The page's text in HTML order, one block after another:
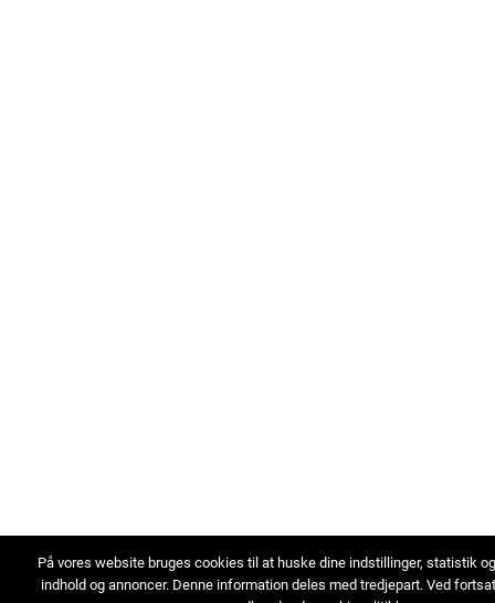
På vores website bruges cookies til at huske dine indstillinger, statistik
indhold og annoncer. Denne information deles med tredjepart. Ved